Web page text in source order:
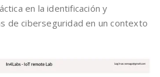
en la identificación y
de ciberseguridad en un contexto